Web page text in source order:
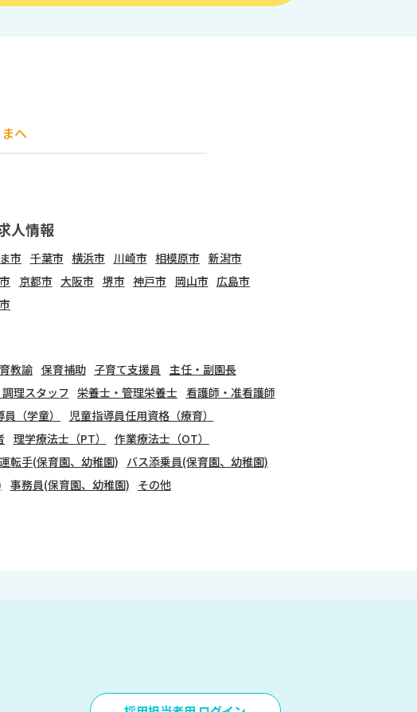
へ
人情報
市 千葉市 横浜市 川崎市 相模原市 新潟市
京都市 大阪市 堺市 神戸市 岡山市 広島市
教諭 保育補助 子育て支援員
主任・副園長
理スタッフ 栄養士・管理栄養士 看護師・准看護師
（学童）
児童指導員任用資格（療育）
理学療法士（PT）
作業療法士（OT）
転手(保育園、幼稚園) バス添乗員(保育園、幼稚園)
事務員(保育園、幼稚園) その他